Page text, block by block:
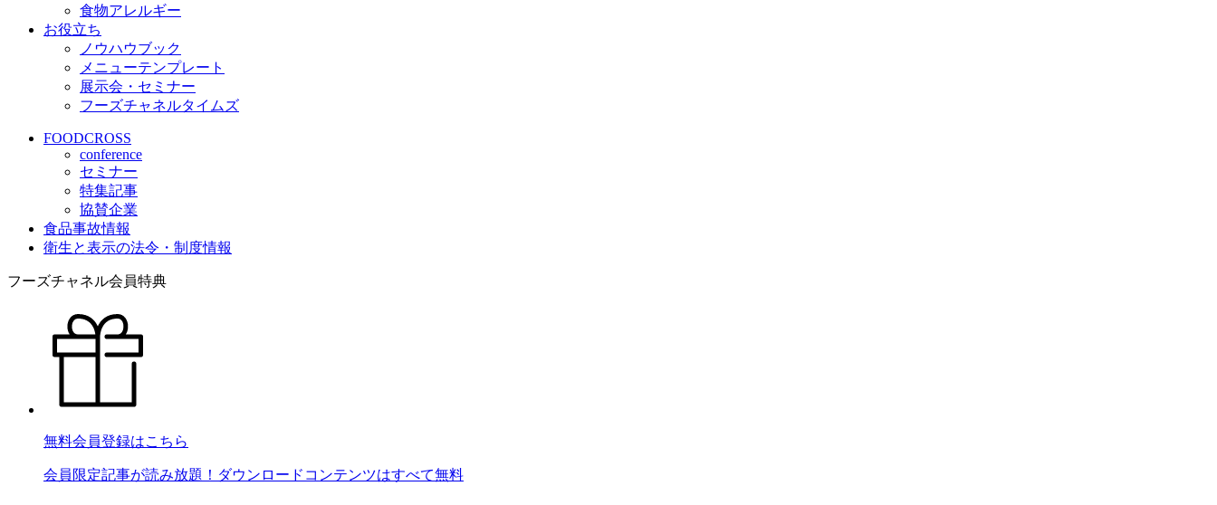
食物アレルギー
お役立ち
ノウハウブック
メニューテンプレート
展示会・セミナー
フーズチャネルタイムズ
FOODCROSS
conference
セミナー
特集記事
協賛企業
食品事故情報
衛生と表示の法令・制度情報
フーズチャネル会員特典
無料会員登録はこちら
会員限定記事が読み放題！ダウンロードコンテンツはすべて無料